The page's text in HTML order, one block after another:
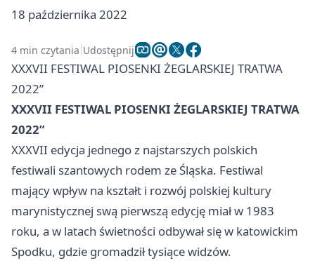
18 października 2022
4 min czytania Udostępnij
XXXVII FESTIWAL PIOSENKI ŻEGLARSKIEJ TRATWA
2022”
XXXVII FESTIWAL PIOSENKI ŻEGLARSKIEJ TRATWA
2022”
XXXVII edycja jednego z najstarszych polskich
festiwali szantowych rodem ze Śląska. Festiwal
mający wpływ na kształt i rozwój polskiej kultury
marynistycznej swą pierwszą edycję miał w 1983
roku, a w latach świetności odbywał się w katowickim
Spodku, gdzie gromadził tysiące widzów.